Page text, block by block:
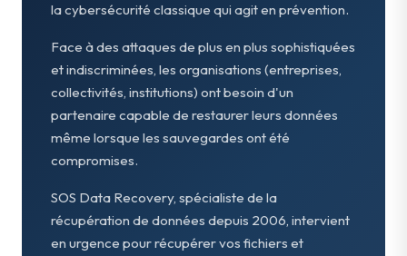
la cybersécurité classique qui agit en prévention.
Face à des attaques de plus en plus sophistiquées
et indiscriminées, les organisations (entreprises,
collectivités, institutions) ont besoin d'un
partenaire capable de restaurer leurs données
même lorsque les sauvegardes ont été
compromises.
SOS Data Recovery, spécialiste de la
récupération de données depuis 2006, intervient
en urgence pour récupérer vos fichiers et